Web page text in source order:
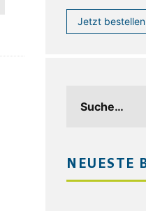
Jetzt bestellen
NEUESTE